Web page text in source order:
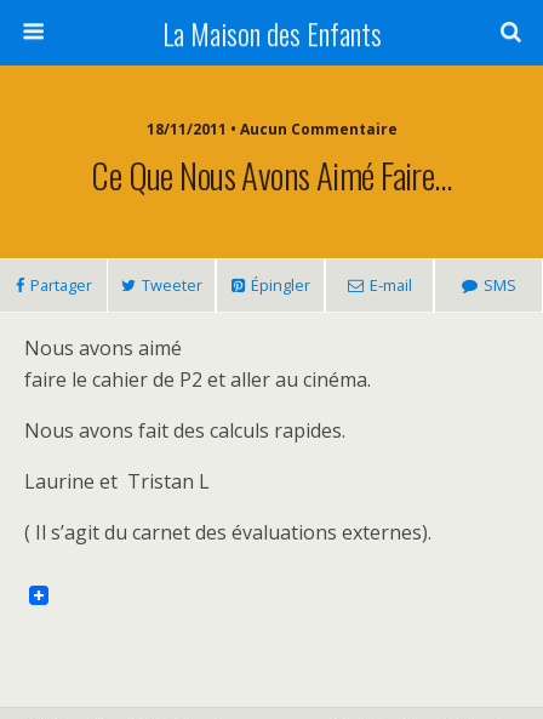
La Maison des Enfants
18/11/2011 • Aucun Commentaire
Ce Que Nous Avons Aimé Faire…
Partager Tweeter Épingler E-mail SMS
Nous avons aimé
faire le cahier de P2 et aller au cinéma.
Nous avons fait des calculs rapides.
Laurine et Tristan L
( Il s’agit du carnet des évaluations externes).